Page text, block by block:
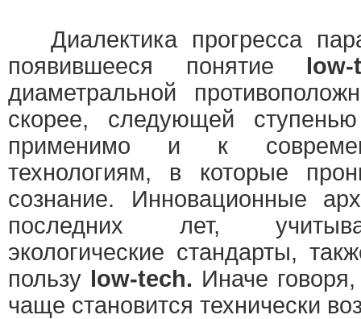
Диалектика прогресса
появившееся понятие
диаметральной
скорее, следующей
применимо и к
технологиям, в которые
сознание. Инновационные
последних лет,
экологические стандарты,
пользу low-tech. Иначе
чаще становится технически